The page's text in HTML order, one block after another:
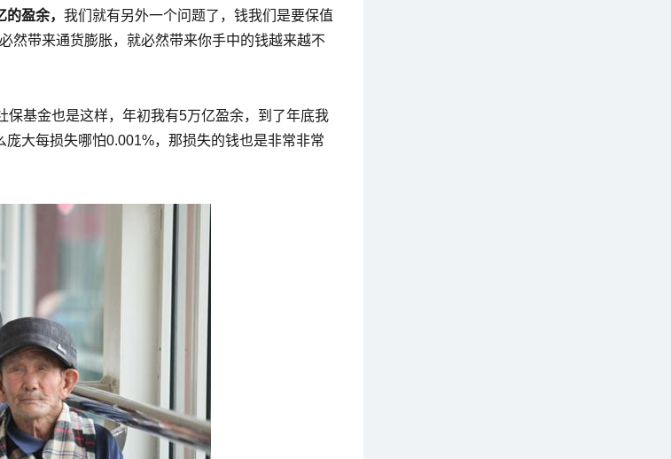
盈余， 我们就有另外一个问题了，钱我们是要保值
然带来通货膨胀，就必然带来你手中的钱越来越不
保基金也是这样，年初我有5万亿盈余，到了年底我
大每损失哪怕0.001%，那损失的钱也是非常非常